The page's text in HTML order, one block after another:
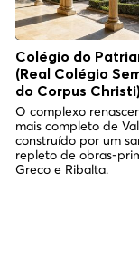
Colégio do
(Real Colégio
do Corpus
O complexo
mais completo de
construído por um
repleto de obras-
Greco e Ribalta.